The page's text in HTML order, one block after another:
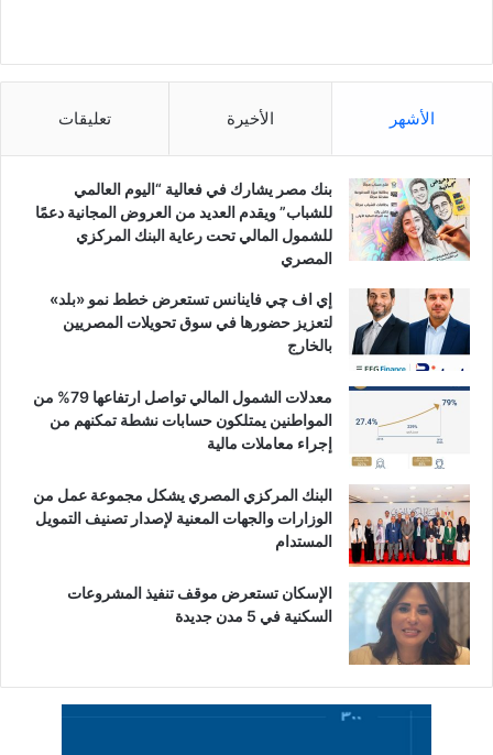
الأشهر الأخيرة تعليقات
بنك مصر يشارك في فعالية “اليوم العالمي
للشباب” ويقدم العديد من العروض المجانية دعمًا
للشمول المالي تحت رعاية البنك المركزي
المصري
إي اف چي فاينانس تستعرض خطط نمو «بلد»
لتعزيز حضورها في سوق تحويلات المصريين
بالخارج
معدلات الشمول المالي تواصل ارتفاعها 79% من
المواطنين يمتلكون حسابات نشطة تمكنهم من
إجراء معاملات مالية
البنك المركزي المصري يشكل مجموعة عمل من
الوزارات والجهات المعنية لإصدار تصنيف التمويل
المستدام
الإسكان تستعرض موقف تنفيذ المشروعات
السكنية في 5 مدن جديدة